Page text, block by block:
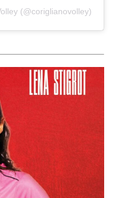
(@coriglianovolley)